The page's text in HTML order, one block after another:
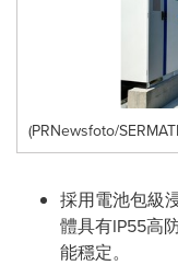
(PRNewsfoto/
採用電池包級
體具有IP55高
能穩定。